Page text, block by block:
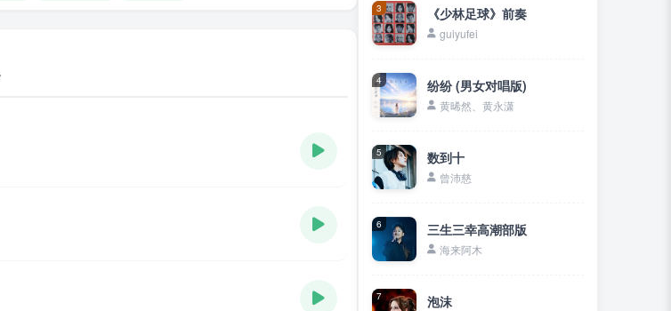
3 《少林足球》前奏
guiyufei
4 纷纷 (男女对唱版)
黄晞然、黄永潇
5 数到十
曾沛慈
6 三生三幸高潮部版
海来阿木
7 泡沫